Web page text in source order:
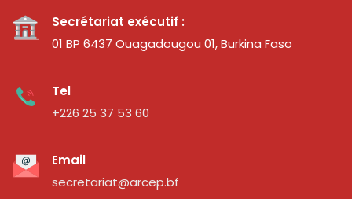
Secrétariat exécutif :
01 BP 6437 Ouagadougou 01, Burkina Faso
Tel
+226 25 37 53 60
Email
secretariat@arcep.bf